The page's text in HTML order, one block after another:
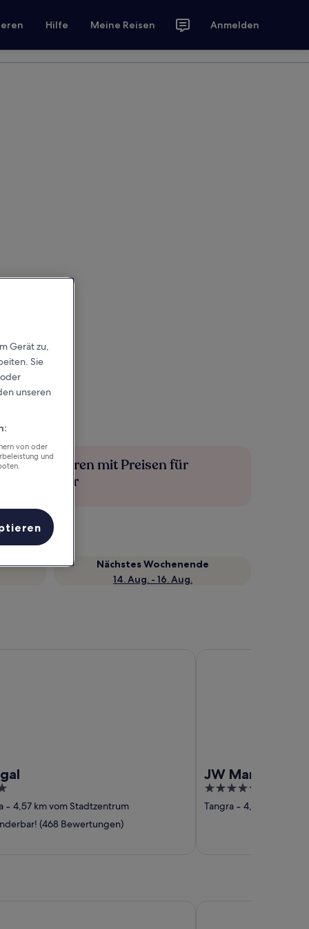
Hilfe Meine Reisen Anmelden
Mehr sparen mit Preisen für
Mitglieder
Nächstes Wochenende
14. Aug. - 16. Aug.
‐ 4,57 km vom Stadtzentrum
(468 Bewertungen)
JW Marriott
5
out
Tangra ‐ 4,66 km vom
Gerät zu,
Sie
unseren
von oder
und